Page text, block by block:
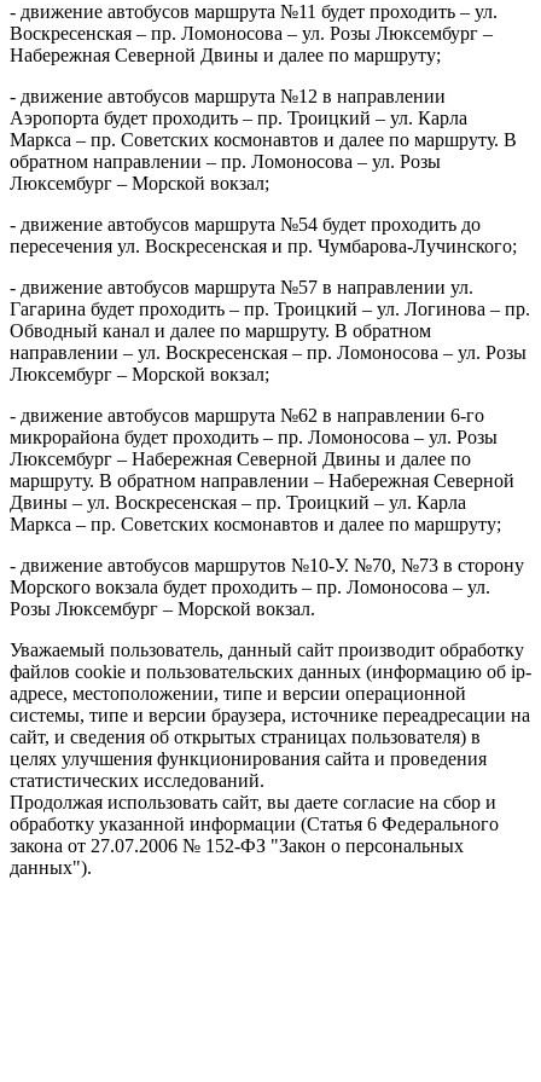
- движение автобусов маршрута №11 будет проходить – ул.
Воскресенская – пр. Ломоносова – ул. Розы Люксембург –
Набережная Северной Двины и далее по маршруту;
- движение автобусов маршрута №12 в направлении
Аэропорта будет проходить – пр. Троицкий – ул. Карла
Маркса – пр. Советских космонавтов и далее по маршруту. В
обратном направлении – пр. Ломоносова – ул. Розы
Люксембург – Морской вокзал;
- движение автобусов маршрута №54 будет проходить до
пересечения ул. Воскресенская и пр. Чумбарова-Лучинского;
- движение автобусов маршрута №57 в направлении ул.
Гагарина будет проходить – пр. Троицкий – ул. Логинова – пр.
Обводный канал и далее по маршруту. В обратном
направлении – ул. Воскресенская – пр. Ломоносова – ул. Розы
Люксембург – Морской вокзал;
- движение автобусов маршрута №62 в направлении 6-го
микрорайона будет проходить – пр. Ломоносова – ул. Розы
Люксембург – Набережная Северной Двины и далее по
маршруту. В обратном направлении – Набережная Северной
Двины – ул. Воскресенская – пр. Троицкий – ул. Карла
Маркса – пр. Советских космонавтов и далее по маршруту;
- движение автобусов маршрутов №10-У. №70, №73 в сторону
Морского вокзала будет проходить – пр. Ломоносова – ул.
Розы Люксембург – Морской вокзал.
Уважаемый пользователь, данный сайт производит обработку
файлов cookie и пользовательских данных (информацию об ip-
адресе, местоположении, типе и версии операционной
системы, типе и версии браузера, источнике переадресации на
сайт, и сведения об открытых страницах пользователя) в
целях улучшения функционирования сайта и проведения
статистических исследований.
Продолжая использовать сайт, вы даете согласие на сбор и
обработку указанной информации (Статья 6 Федерального
закона от 27.07.2006 № 152-ФЗ "Закон о персональных
данных").